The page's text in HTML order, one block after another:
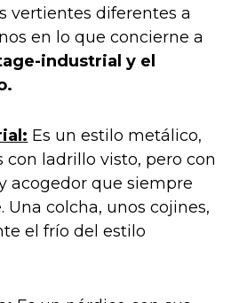
vertientes diferentes a
en lo que concierne a
industrial y el
Es un estilo metálico,
con ladrillo visto, pero con
acogedor que siempre
Una colcha, unos cojines,
el frío del estilo